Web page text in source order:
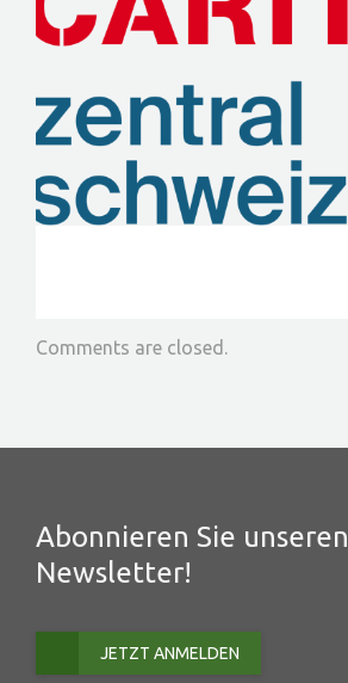
NETZWERK
PEER LEARNING
EVENTS
MITGLIED WERDEN
Comments are closed.
Abonnieren Sie unseren
Newsletter!
JETZT ANMELDEN